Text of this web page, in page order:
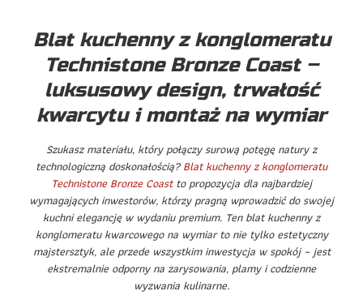
Blat kuchenny z konglomeratu
Technistone Bronze Coast –
luksusowy design, trwałość
kwarcytu i montaż na wymiar
Szukasz materiału, który połączy surową potęgę natury z
technologiczną doskonałością?Blat kuchenny z konglomeratu
Technistone Bronze Coastto propozycja dla najbardziej
wymagających inwestorów, którzy pragną wprowadzić do swojej
kuchni elegancję w wydaniu premium. Ten blat kuchenny z
konglomeratu kwarcowego na wymiar to nie tylko estetyczny
majstersztyk, ale przede wszystkim inwestycja w spokój – jest
ekstremalnie odporny na zarysowania, plamy i codzienne
wyzwania kulinarne.